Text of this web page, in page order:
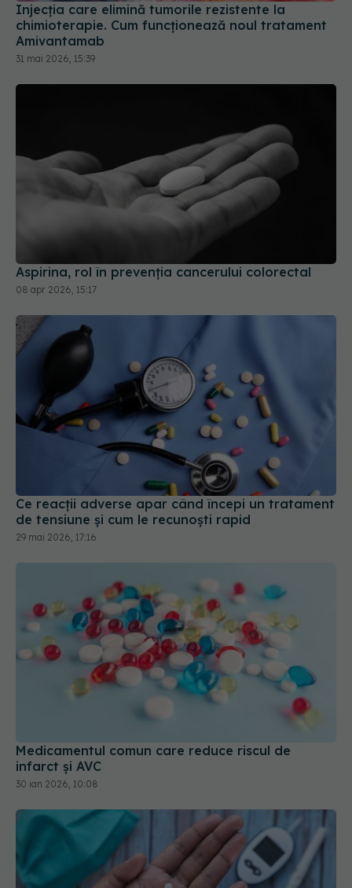
Injecția care elimină tumorile rezistente la
chimioterapie. Cum funcționează noul tratament
Amivantamab
31 mai 2026, 15:39
Aspirina, rol în prevenția cancerului colorectal
08 apr 2026, 15:17
Ce reacții adverse apar când începi un tratament
de tensiune și cum le recunoști rapid
29 mai 2026, 17:16
Medicamentul comun care reduce riscul de
infarct și AVC
30 ian 2026, 10:08